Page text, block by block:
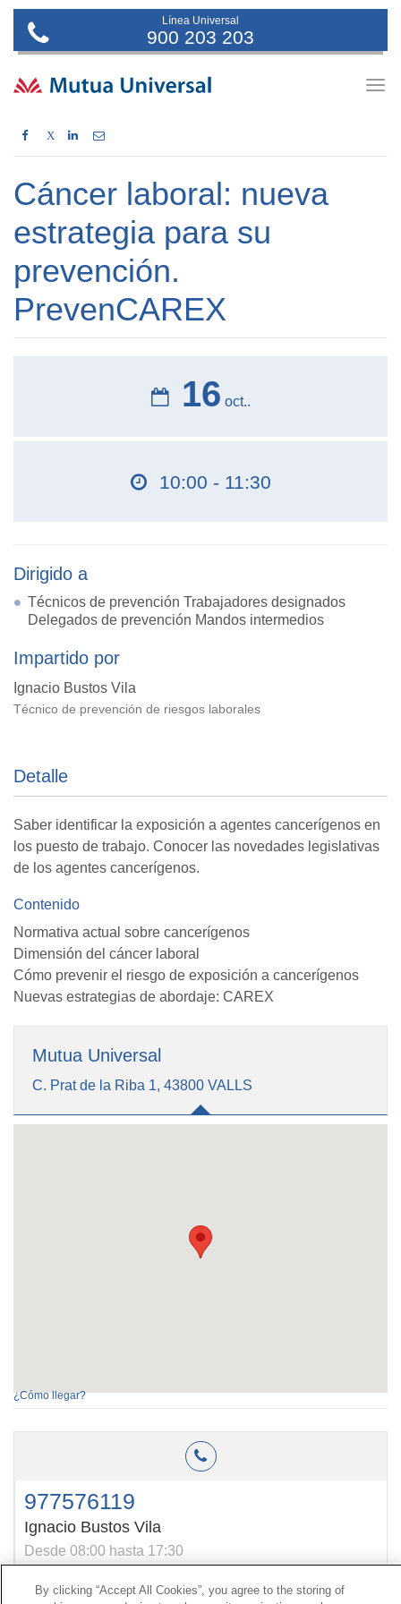
Línea Universal
900 203 203
X
Cáncer laboral: nueva
estrategia para su
prevención.
PrevenCAREX
16 oct..
10:00 - 11:30
Dirigido a
Técnicos de prevención Trabajadores designados
Delegados de prevención Mandos intermedios
Impartido por
Ignacio Bustos Vila
Técnico de prevención de riesgos laborales
Detalle
Saber identificar la exposición a agentes cancerígenos en
los puesto de trabajo. Conocer las novedades legislativas
de los agentes cancerígenos.
Contenido
Normativa actual sobre cancerígenos
Dimensión del cáncer laboral
Cómo prevenir el riesgo de exposición a cancerígenos
Nuevas estrategias de abordaje: CAREX
Mutua Universal
C. Prat de la Riba 1, 43800 VALLS
¿Cómo llegar?
977576119
Ignacio Bustos Vila
Desde 08:00 hasta 17:30
By clicking “Accept All Cookies”, you agree to the storing of